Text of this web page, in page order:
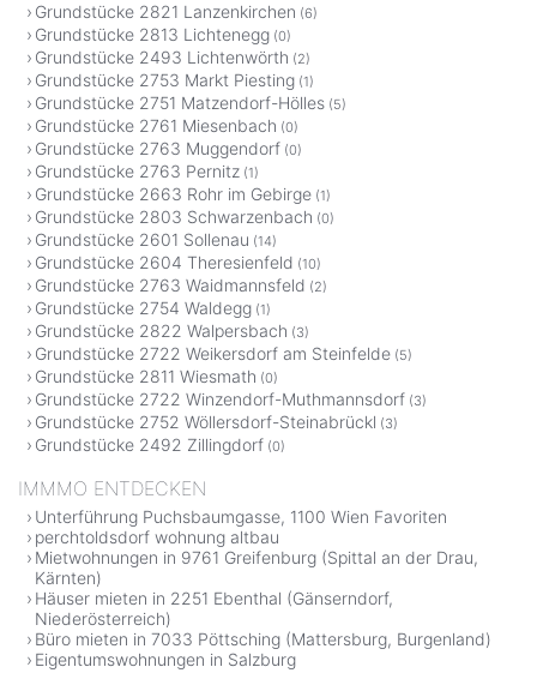
Grundstücke 2821 Lanzenkirchen (6)
Grundstücke 2813 Lichtenegg (0)
Grundstücke 2493 Lichtenwörth (2)
Grundstücke 2753 Markt Piesting (1)
Grundstücke 2751 Matzendorf-Hölles (5)
Grundstücke 2761 Miesenbach (0)
Grundstücke 2763 Muggendorf (0)
Grundstücke 2763 Pernitz (1)
Grundstücke 2663 Rohr im Gebirge (1)
Grundstücke 2803 Schwarzenbach (0)
Grundstücke 2601 Sollenau (14)
Grundstücke 2604 Theresienfeld (10)
Grundstücke 2763 Waidmannsfeld (2)
Grundstücke 2754 Waldegg (1)
Grundstücke 2822 Walpersbach (3)
Grundstücke 2722 Weikersdorf am Steinfelde (5)
Grundstücke 2811 Wiesmath (0)
Grundstücke 2722 Winzendorf-Muthmannsdorf (3)
Grundstücke 2752 Wöllersdorf-Steinabrückl (3)
Grundstücke 2492 Zillingdorf (0)
IMMMO ENTDECKEN
Unterführung Puchsbaumgasse, 1100 Wien Favoriten
perchtoldsdorf wohnung altbau
Mietwohnungen in 9761 Greifenburg (Spittal an der Drau,
Kärnten)
Häuser mieten in 2251 Ebenthal (Gänserndorf,
Niederösterreich)
Büro mieten in 7033 Pöttsching (Mattersburg, Burgenland)
Eigentumswohnungen in Salzburg